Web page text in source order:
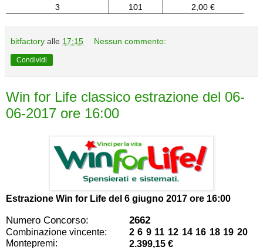
3 101 2,00 €
bitfactory alle 17:15 Nessun commento:
Condividi
Win for Life classico estrazione del 06-
06-2017 ore 16:00
Estrazione Win for Life del 6 giugno 2017 ore 16:00
Numero Concorso: 2662
Combinazione vincente:
2 6 9 11 12 14 16 18 19 20
Montepremi:
2.399,15 €